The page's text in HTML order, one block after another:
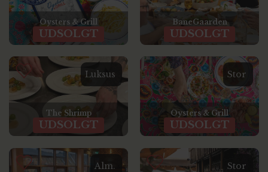
Luksus
The Shrimp
UDSOLGT
Stor
Stor
Oysters & Grill
UDSOLGT
Alm.
BaneGaarden
UDSOLGT
Oysters & Grill
UDSOLGT